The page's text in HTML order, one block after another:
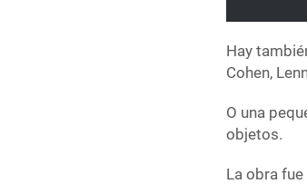
Hay
Cohen,
O una
objetos.
La obra